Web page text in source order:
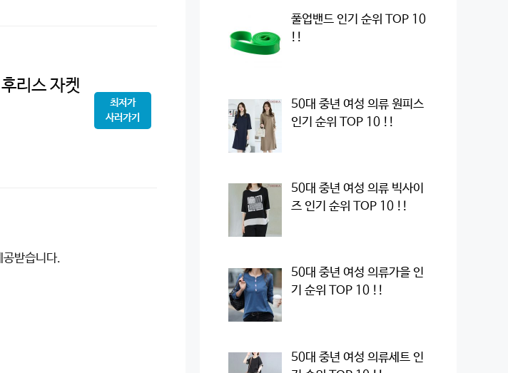
리스 자켓
최저가
사러가기
받습니다.
풀업밴드 인기 순위 TOP 10
!!
50대 중년 여성 의류 원피스
인기 순위 TOP 10 !!
50대 중년 여성 의류 빅사이
즈 인기 순위 TOP 10 !!
50대 중년 여성 의류가을 인
기 순위 TOP 10 !!
50대 중년 여성 의류세트 인